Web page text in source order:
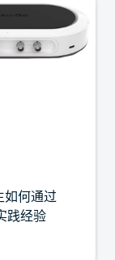
如何通过
践经验